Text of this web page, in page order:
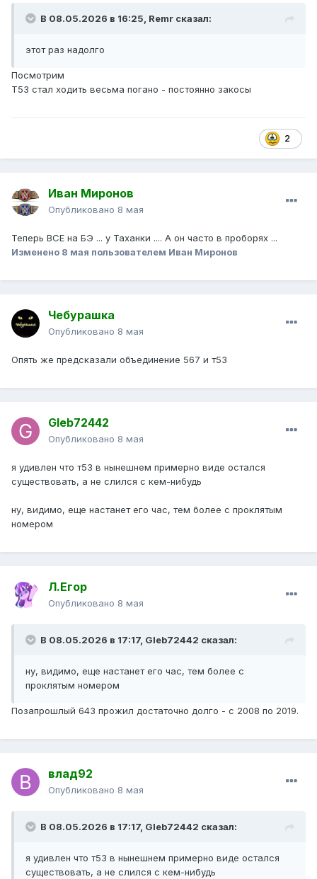
В 08.05.2026 в 16:25, Remr сказал:
этот раз надолго
Посмотрим
Т53 стал ходить весьма погано - постоянно закосы
2
Иван Миронов
Опубликовано 8 мая
Теперь ВСЕ на БЭ ... у Таханки .... А он часто в проборях ...
Изменено 8 мая пользователем Иван Миронов
Чебурашка
Опубликовано 8 мая
Опять же предсказали объединение 567 и т53
Gleb72442
Опубликовано 8 мая
я удивлен что т53 в нынешнем примерно виде остался
существовать, а не слился с кем-нибудь
ну, видимо, еще настанет его час, тем более с проклятым
номером
Л.Егор
Опубликовано 8 мая
В 08.05.2026 в 17:17, Gleb72442 сказал:
ну, видимо, еще настанет его час, тем более с
проклятым номером
Позапрошлый 643 прожил достаточно долго - с 2008 по 2019.
влад92
Опубликовано 8 мая
В 08.05.2026 в 17:17, Gleb72442 сказал:
я удивлен что т53 в нынешнем примерно виде остался
существовать, а не слился с кем-нибудь